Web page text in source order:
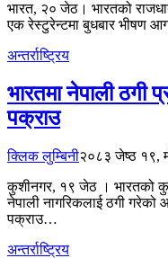
भारत, २० जेठ। भारतको
एक रेस्टुरेन्टमा बुधबार भीषण
अन्तर्राष्ट्रिय
भारतमा नेपाली
पक्राउ
क्लिक लुम्बिनी२०८३ जेष्ठ १९,
कुशीनगर, १९ जेठ । भारतको
नेपाली नागरिकलाई ठगी गरेको
पक्राउ…
अन्तर्राष्ट्रिय